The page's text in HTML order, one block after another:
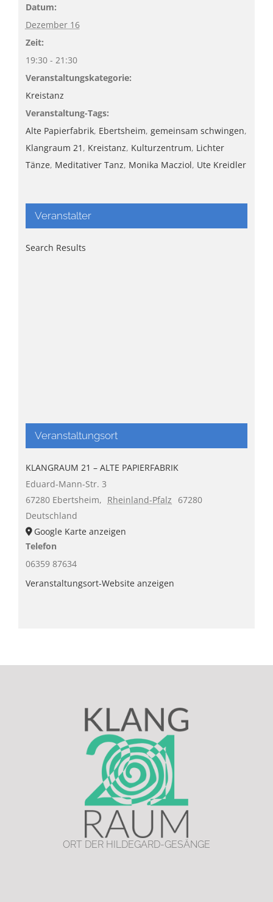
Datum:
Dezember 16
Zeit:
19:30 - 21:30
Veranstaltungskategorie:
Kreistanz
Veranstaltung-Tags:
Alte Papierfabrik, Ebertsheim, gemeinsam schwingen,
Klangraum 21 , Kreistanz, Kulturzentrum, Lichter
Tänze, Meditativer Tanz, Monika Macziol, Ute Kreidler
Veranstalter
Search Results
Veranstaltungsort
KLANGRAUM 21 – ALTE PAPIERFABRIK
Eduard-Mann-Str. 3
67280 Ebertsheim, Rheinland-Pfalz
67280
Deutschland
Google Karte anzeigen
Telefon
06359 87634
Veranstaltungsort-Website anzeigen
ORT DER HILDEGARD-GESÄNGE